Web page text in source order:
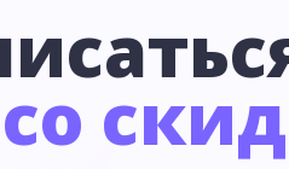
со